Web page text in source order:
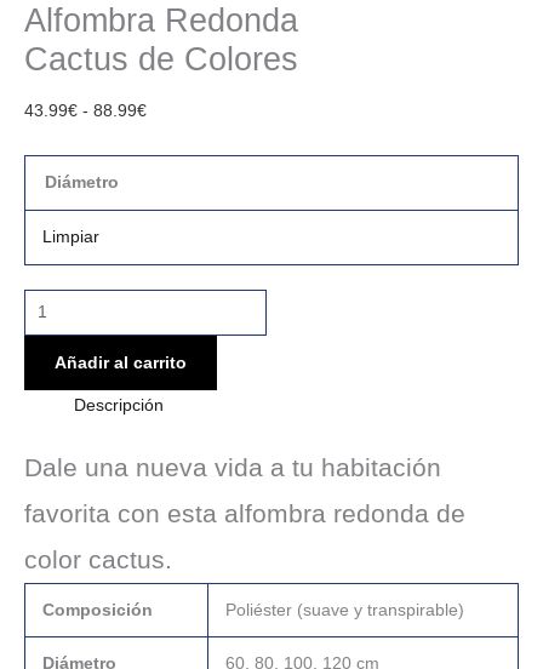
Alfombra Redonda
Cactus de Colores
43.99€ - 88.99€
Diámetro
Limpiar
Añadir al carrito
Descripción
Dale una nueva vida a tu habitación
favorita con esta alfombra redonda de
color cactus.
Composición Poliéster (suave y transpirable)
Diámetro 60, 80, 100, 120 cm